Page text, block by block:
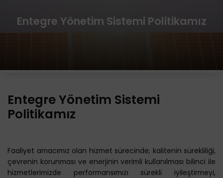
Entegre Yönetim Sistemi Politikamız
Entegre Yönetim Sistemi
Politikamız
Faaliyet amacımız olan hizmet sürecinde; kalitenin sürekliliği,
çevrenin korunması ve enerjinin verimli kullanılması bilinci ile
hizmetlerimizde performansımızı sürekli iyileştirmeyi,